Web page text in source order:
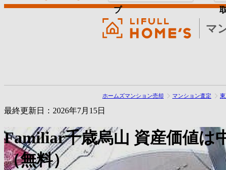
マ
プ
ホームズマンション売却 マンション査定
最終更新日：2026年7月15日
Familiar千歳烏山 資産価値は
（無料）